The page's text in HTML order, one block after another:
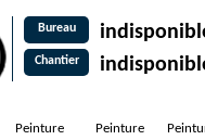
Bureau
Chantier
Peinture
Peinture